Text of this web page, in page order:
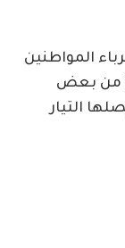
المواطنين
من بعض
التيار